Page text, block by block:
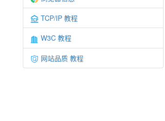
TCP/IP 教程
W3C 教程
网站品质 教程